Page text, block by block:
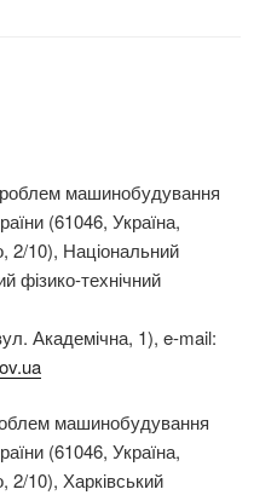
машинобудування
(61046, Україна,
2/10), Національний
фізико-технічний
Академічна, 1), e-mail:
машинобудування
(61046, Україна,
2/10), Харківський